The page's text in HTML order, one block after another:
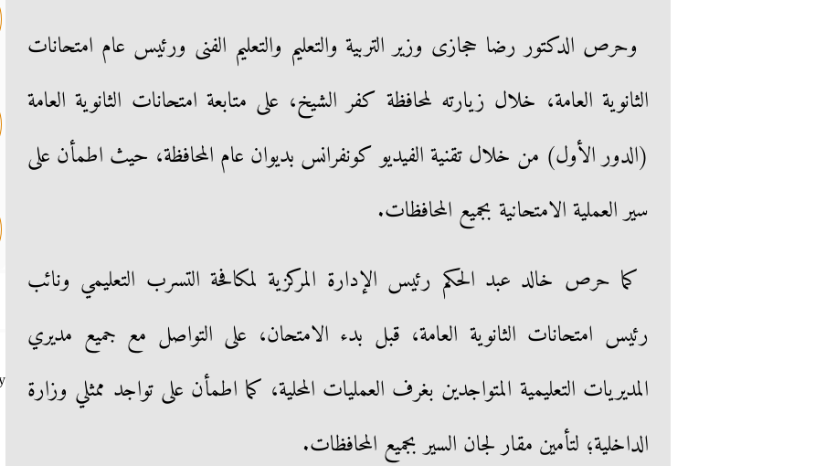
وحرص الدكتور رضا حجازى وزير التربية والتعليم والتعليم الفنى ورئيس عام امتحانات
الثانوية العامة، خلال زيارته لمحافظة كفر الشيخ، على متابعة امتحانات الثانوية العامة
(الدور الأول) من خلال تقنية الفيديو كونفرانس بديوان عام المحافظة، حيث اطمأن على
سير العملية الامتحانية بجميع المحافظات.
كما حرص خالد عبد الحكم رئيس الإدارة المركزية لمكافحة التسرب التعليمي ونائب
رئيس امتحانات الثانوية العامة، قبل بدء الامتحان، على التواصل مع جميع مديري
المديريات التعليمية المتواجدين بغرف العمليات المحلية، كما اطمأن على تواجد ممثلي وزارة
الداخلية؛ لتأمين مقار لجان السير بجميع المحافظات.